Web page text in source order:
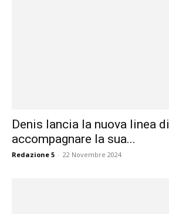
Denis lancia la nuova linea
accompagnare la sua...
Redazione 5 - 22 Novembre 2024